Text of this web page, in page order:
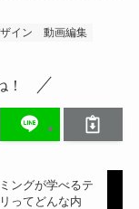
イン 動画編集
ングが学べるテ
ってどんな内